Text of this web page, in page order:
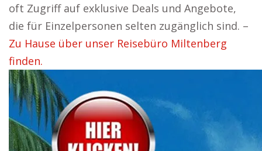
oft Zugriff auf exklusive Deals und Angebote,
die für Einzelpersonen selten zugänglich sind. –
Zu Hause über unser Reisebüro Miltenberg
finden.